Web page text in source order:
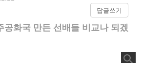
답글쓰기
공화국 만든 선배들 비교나 되겠